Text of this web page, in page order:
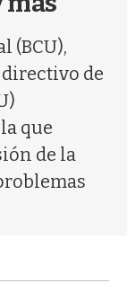
(BCU),
de
que
de la